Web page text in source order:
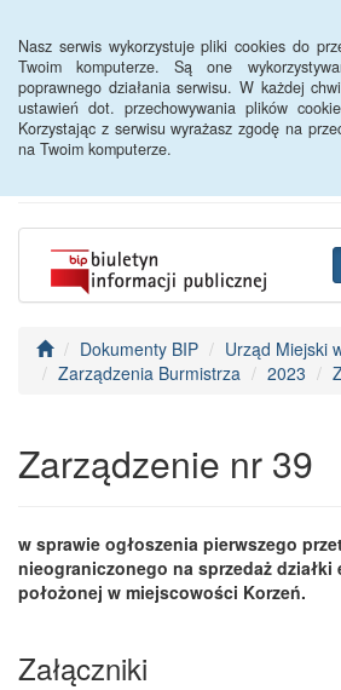
Nasz serwis wykorzystuje pliki cookies do
Twoim komputerze. Są one
poprawnego działania serwisu. W każdej
ustawień dot. przechowywania plików
Korzystając z serwisu wyrażasz zgodę na
na Twoim komputerze.
BIP - Urząd
Wyśmierzyce
Dokumenty BIP
Urząd Miejski
Zarządzenia Burmistrza
2023
Zarządzenie nr 39
w sprawie ogłoszenia pierwszego
nieograniczonego na sprzedaż działki
położonej w miejscowości Korzeń.
Załączniki